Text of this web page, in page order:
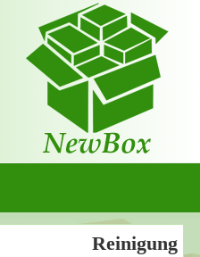
Reinigung